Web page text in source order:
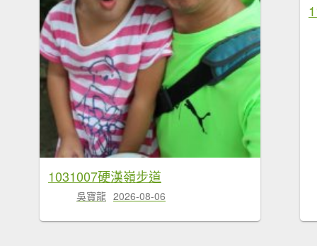
1031007硬漢嶺步道
吳寶龍 2026-08-06